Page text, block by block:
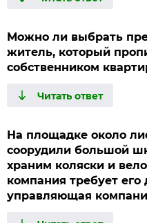
Можно ли выбрать
житель, который
собственником
На площадке около
соорудили большой
храним коляски и
компания требует
управляющая